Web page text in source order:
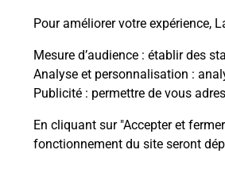
Pour améliorer votre expérience,
Mesure d’audience : établir des
Analyse et personnalisation :
Publicité : permettre de vous
En cliquant sur "Accepter et
fonctionnement du site seront
1 Grande Rue
Itinéraire